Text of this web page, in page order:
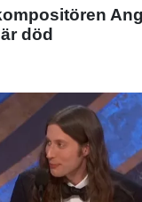
död